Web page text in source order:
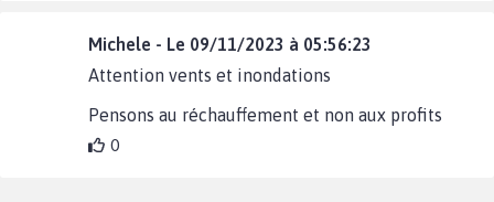
Michele - Le 09/11/2023 à 05:56:23
Attention vents et inondations
Pensons au réchauffement et non aux profits
0